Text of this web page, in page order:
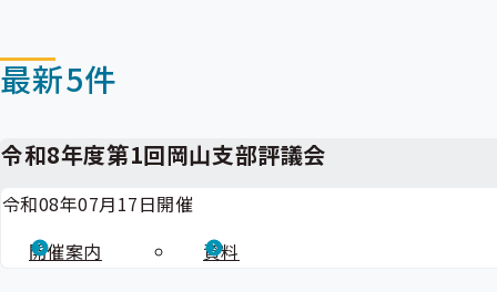
最新5件
令和8年度第1回岡山支部評議会
令和08年07月17日開催
開催案内
資料